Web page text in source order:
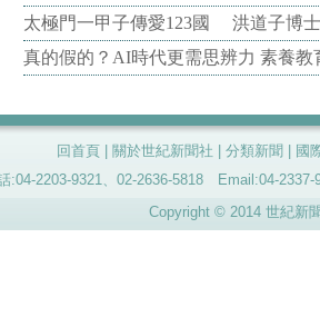
太極門一甲子傳愛123國 洪道子博
真的假的？AI時代更需思辨力 素養
回首頁 關於世紀新聞社 分類新聞
國
2203-9321、02-2636-5818 Email:04-
Copyright © 2014 世紀新